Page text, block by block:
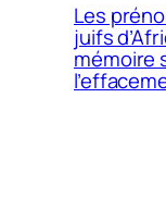
Les
juifs
mémoire